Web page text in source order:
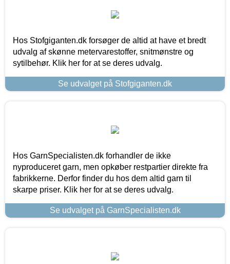
Hos Stofgiganten.dk forsøger de altid at have et bredt
udvalg af skønne metervarestoffer, snitmønstre og
sytilbehør. Klik her for at se deres udvalg.
Se udvalget på Stofgiganten.dk
Hos GarnSpecialisten.dk forhandler de ikke
nyproduceret garn, men opkøber restpartier direkte fra
fabrikkerne. Derfor finder du hos dem altid garn til
skarpe priser. Klik her for at se deres udvalg.
Se udvalget på GarnSpecialisten.dk